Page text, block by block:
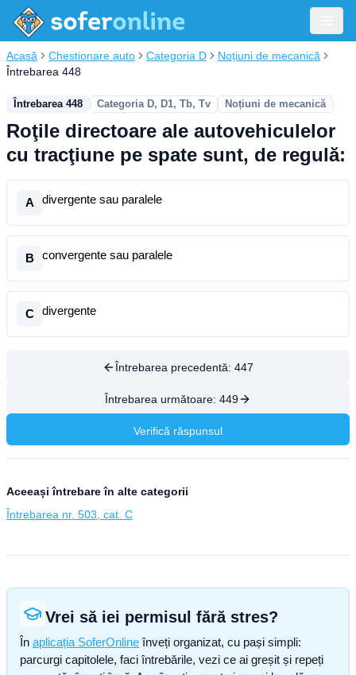
Acasă Chestionare auto Categoria D
Noțiuni de mecanică
Întrebarea 448
Întrebarea 448 Categoria D, D1, Tb, Tv Noțiuni de mecanică
Roţile directoare ale autovehiculelor
cu tracţiune pe spate sunt, de regulă:
A divergente sau paralele
B convergente sau paralele
C divergente
Întrebarea precedentă: 447
Întrebarea următoare: 449
Verifică răspunsul
Aceeași întrebare în alte categorii
Întrebarea nr. 503, cat. C
Vrei să iei permisul fără stres?
În aplicația SoferOnline înveți organizat, cu pași simpli:
parcurgi capitolele, faci întrebările, vezi ce ai greșit și repeți